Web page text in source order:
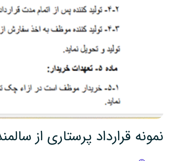
نمونه قرارداد پرستاری از